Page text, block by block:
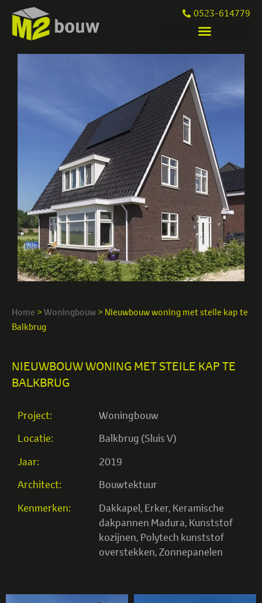
0523-614779
Home > Woningbouw > Nieuwbouw woning met steile kap te
Balkbrug
NIEUWBOUW WONING MET STEILE KAP TE
BALKBRUG
Project:
Woningbouw
Locatie:
Balkbrug (Sluis V)
Jaar:
2019
Architect:
Bouwtektuur
Kenmerken:
Dakkapel, Erker, Keramische
dakpannen Madura, Kunststof
kozijnen, Polytech kunststof
overstekken,Zonnepanelen